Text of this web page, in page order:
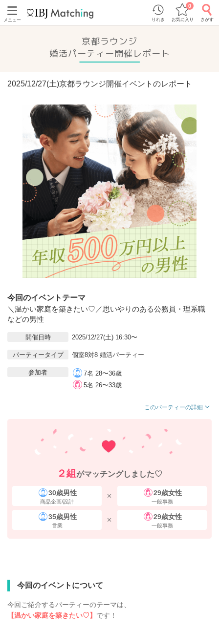
メニュー りれき お気に入り
0
さがす
京都ラウンジ
婚活パーティー開催レポート
2025/12/27(土)京都ラウンジ開催イベントのレポート
今回のイベントテーマ
＼温かい家庭を築きたい♡／思いやりのある公務員・理系職
などの男性
開催日時 2025/12/27(土) 16:30〜
パーティータイプ 個室8対8 婚活パーティー
参加者
7名 28〜36歳
5名 26〜33歳
このパーティーの詳細
２組 がマッチングしました♡
30歳男性
商品企画/設計
29歳女性
一般事務
35歳男性
営業
29歳女性
一般事務
今回のイベントについて
今回ご紹介するパーティーのテーマは、
【温かい家庭を築きたい♡】 です！